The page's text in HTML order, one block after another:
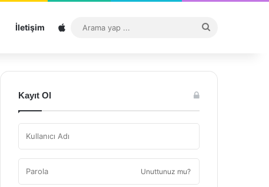
İletişim Sitemap
...
Kayıt Ol
Unuttunuz mu?